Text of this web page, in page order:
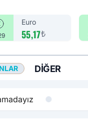
Euro
55,17₺
DIĞER